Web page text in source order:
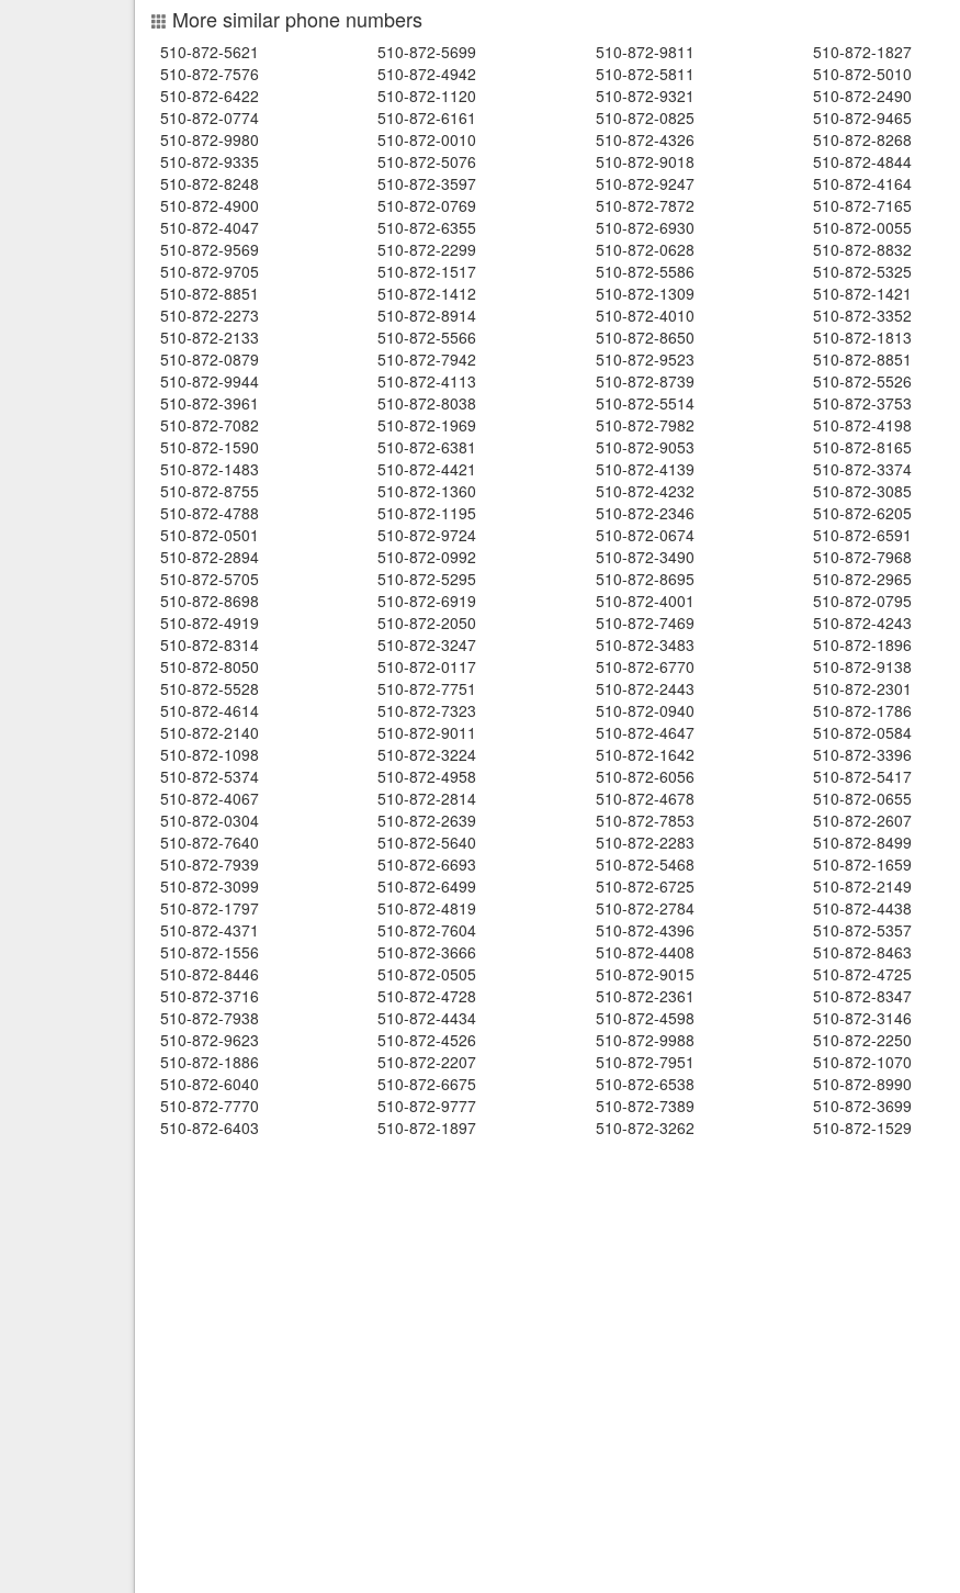
More similar phone numbers
510-872-5621 510-872-5699 510-872-9811
510-872-1827
510-872-7576
510-872-4942 510-872-5811
510-872-5010
510-872-6422
510-872-1120 510-872-9321
510-872-2490
510-872-0774
510-872-6161 510-872-0825
510-872-9465
510-872-9980
510-872-0010 510-872-4326
510-872-8268
510-872-9335
510-872-5076 510-872-9018
510-872-4844
510-872-8248
510-872-3597 510-872-9247
510-872-4164
510-872-4900
510-872-0769 510-872-7872
510-872-7165
510-872-4047
510-872-6355 510-872-6930
510-872-0055
510-872-9569
510-872-2299 510-872-0628
510-872-8832
510-872-9705
510-872-1517 510-872-5586
510-872-5325
510-872-8851
510-872-1412 510-872-1309
510-872-1421
510-872-2273
510-872-8914 510-872-4010
510-872-3352
510-872-2133
510-872-5566 510-872-8650
510-872-1813
510-872-0879
510-872-7942 510-872-9523
510-872-8851
510-872-9944
510-872-4113 510-872-8739
510-872-5526
510-872-3961
510-872-8038 510-872-5514
510-872-3753
510-872-7082
510-872-1969 510-872-7982
510-872-4198
510-872-1590
510-872-6381 510-872-9053
510-872-8165
510-872-1483
510-872-4421 510-872-4139
510-872-3374
510-872-8755
510-872-1360 510-872-4232
510-872-3085
510-872-4788
510-872-1195 510-872-2346
510-872-6205
510-872-0501
510-872-9724 510-872-0674
510-872-6591
510-872-2894
510-872-0992 510-872-3490
510-872-7968
510-872-5705
510-872-5295 510-872-8695
510-872-2965
510-872-8698
510-872-6919 510-872-4001
510-872-0795
510-872-4919
510-872-2050 510-872-7469
510-872-4243
510-872-8314
510-872-3247 510-872-3483
510-872-1896
510-872-8050
510-872-0117 510-872-6770
510-872-9138
510-872-5528
510-872-7751 510-872-2443
510-872-2301
510-872-4614
510-872-7323 510-872-0940
510-872-1786
510-872-2140
510-872-9011 510-872-4647
510-872-0584
510-872-1098
510-872-3224 510-872-1642
510-872-3396
510-872-5374
510-872-4958 510-872-6056
510-872-5417
510-872-4067
510-872-2814 510-872-4678
510-872-0655
510-872-0304
510-872-2639 510-872-7853
510-872-2607
510-872-7640
510-872-5640 510-872-2283
510-872-8499
510-872-7939
510-872-6693 510-872-5468
510-872-1659
510-872-3099
510-872-6499 510-872-6725
510-872-2149
510-872-1797
510-872-4819 510-872-2784
510-872-4438
510-872-4371
510-872-7604 510-872-4396
510-872-5357
510-872-1556
510-872-3666 510-872-4408
510-872-8463
510-872-8446
510-872-0505 510-872-9015
510-872-4725
510-872-3716
510-872-4728 510-872-2361
510-872-8347
510-872-7938
510-872-4434 510-872-4598
510-872-3146
510-872-9623
510-872-4526 510-872-9988
510-872-2250
510-872-1886
510-872-2207 510-872-7951
510-872-1070
510-872-6040
510-872-6675 510-872-6538
510-872-8990
510-872-7770
510-872-9777 510-872-7389
510-872-3699
510-872-6403
510-872-1897 510-872-3262 510-872-1529